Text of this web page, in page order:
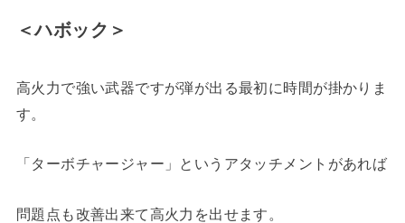
＜ハボック＞
高火力で強い武器ですが弾が出る最初に時間が掛かりま
す。
「ターボチャージャー」というアタッチメントがあれば
問題点も改善出来て高火力を出せます。